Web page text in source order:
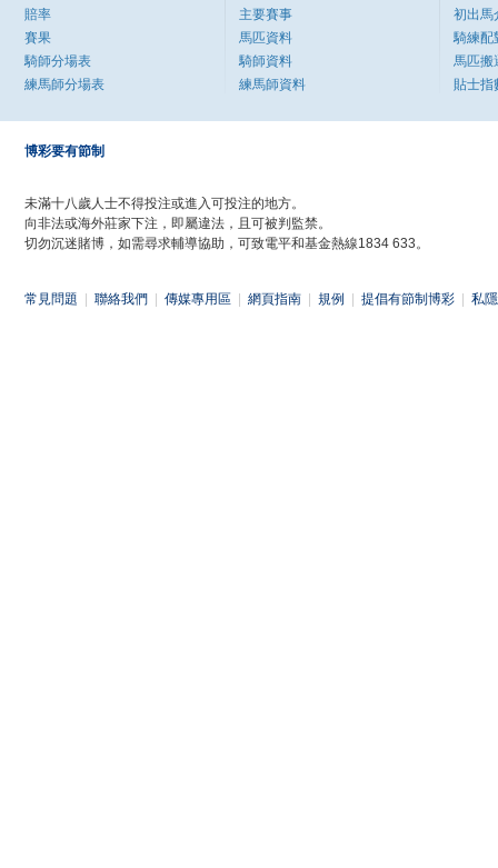
賠率
賽果
騎師分場表
練馬師分場表
主要賽事
馬匹資料
騎師資料
練馬師資料
初出馬
騎練配
馬匹搬
貼士指
博彩要有節制
未滿十八歲人士不得投注或進入可投注的地方。
向非法或海外莊家下注，即屬違法，且可被判監禁。
切勿沉迷賭博，如需尋求輔導協助，可致電平和基金熱線1834 633。
常見問題 聯絡我們 傳媒專用區 網頁指南 規例 提倡有節制博彩 私